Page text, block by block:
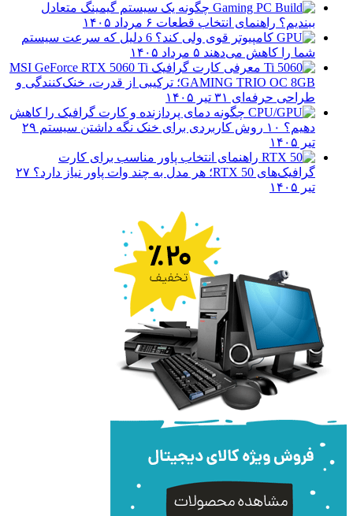
چگونه یک سیستم گیمینگ متعادل
ببندیم؟ راهنمای انتخاب قطعات ۶ مرداد ۱۴۰۵
کامپیوتر قوی ولی کند؟ 6 دلیل که سرعت سیستم
شما را کاهش می‌دهند ۵ مرداد ۱۴۰۵
معرفی کارت گرافیک MSI GeForce RTX 5060 Ti
GAMING TRIO OC 8GB؛ ترکیبی از قدرت، خنک‌کنندگی و
طراحی حرفه‌ای ۳۱ تیر ۱۴۰۵
چگونه دمای پردازنده و کارت گرافیک را کاهش
دهیم؟ ۱۰ روش کاربردی برای خنک نگه داشتن سیستم
۲۹
تیر ۱۴۰۵
راهنمای انتخاب پاور مناسب برای کارت
گرافیک‌های RTX 50؛ هر مدل به چند وات پاور نیاز دارد؟
۲۷
تیر ۱۴۰۵